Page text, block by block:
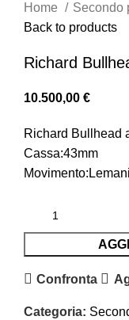
Home Secondo
Back to products
Richard
10.500,00 €
Richard Bullhead
Cassa:43mm
Confronta
Categoria: